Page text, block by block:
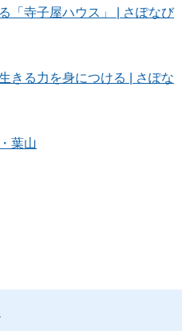
「寺子屋ハウス」 | さぽなび
きる力を身につける | さぽな
葉山